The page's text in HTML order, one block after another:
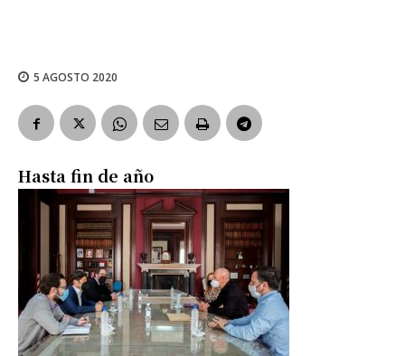
5 AGOSTO 2020
Hasta fin de año